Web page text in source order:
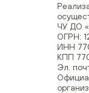
ЧУ ДО
ОГРН:
ИНН
КПП
Эл.